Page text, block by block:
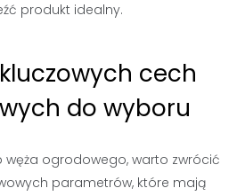
produkt idealny.
cech
do wyboru
węża ogrodowego, warto zwrócić
parametrów, które mają